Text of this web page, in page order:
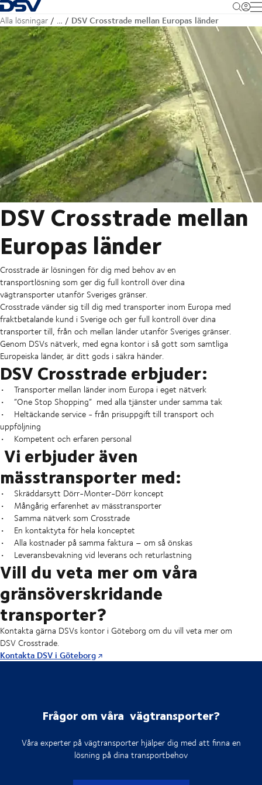
Tillbaka till hemsidan
Alla lösningar … DSV Crosstrade mellan Europas länder
DSV Crosstrade mellan
Europas länder
Crosstrade är lösningen för dig med behov av en
transportlösning som ger dig full kontroll över dina
vägtransporter utanför Sveriges gränser.
Crosstrade vänder sig till dig med transporter inom Europa med
fraktbetalande kund i Sverige och ger full kontroll över dina
transporter till, från och mellan länder utanför Sveriges gränser.
Genom DSVs nätverk, med egna kontor i så gott som samtliga
Europeiska länder, är ditt gods i säkra händer.
DSV Crosstrade erbjuder:
• Transporter mellan länder inom Europa i eget nätverk
• ”One Stop Shopping” med alla tjänster under samma tak
• Heltäckande service - från prisuppgift till transport och
uppföljning
• Kompetent och erfaren personal
Vi erbjuder även
mässtransporter med:
• Skräddarsytt Dörr-Monter-Dörr koncept
• Mångårig erfarenhet av mässtransporter
• Samma nätverk som Crosstrade
• En kontaktyta för hela konceptet
• Alla kostnader på samma faktura – om så önskas
• Leveransbevakning vid leverans och returlastning
Vill du veta mer om våra
gränsöverskridande
transporter?
Kontakta gärna DSVs kontor i Göteborg om du vill veta mer om
DSV Crosstrade.
Kontakta DSV i Göteborg
Frågor om våra vägtransporter?
Våra experter på vägtransporter hjälper dig med att finna en
lösning på dina transportbehov